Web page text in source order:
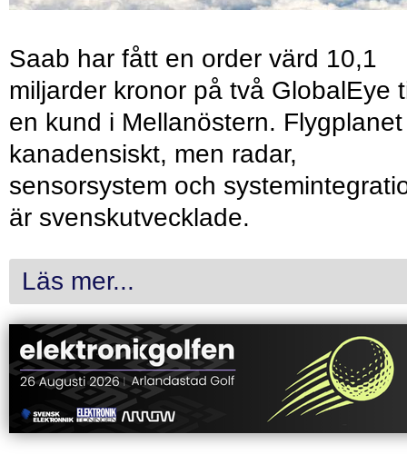
Saab har fått en order värd 10,1
miljarder kronor på två GlobalEye
en kund i Mellanöstern.
kanadensiskt, men radar,
sensorsystem och
är svenskutvecklade.
Läs mer...